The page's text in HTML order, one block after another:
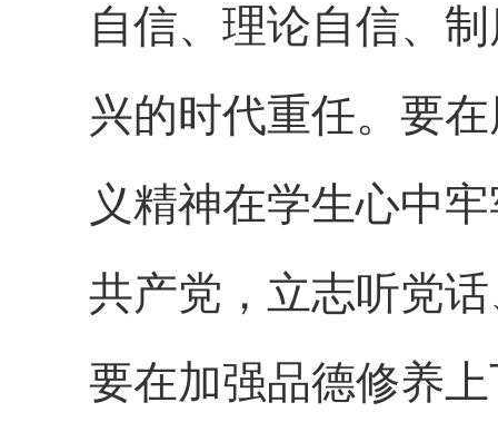
自信、理论自信、
兴的时代重任。要
义精神在学生心中
共产党，立志听党
要在加强品德修养